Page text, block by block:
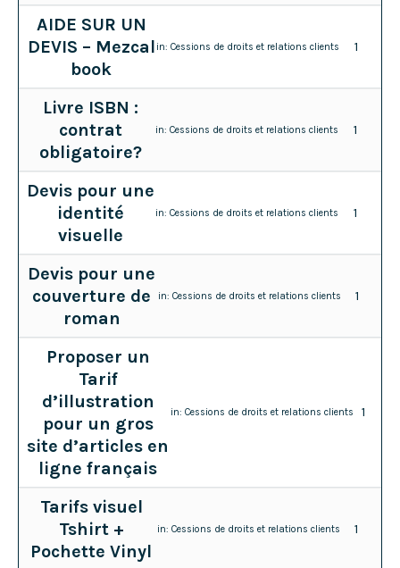
AIDE SUR UN
DEVIS – Mezcal
book
in:Cessions de droits et relations clients 1
Livre ISBN :
contrat
obligatoire?
in: Cessions de droits et relations clients 1
Devis pour une
identité
visuelle
in: Cessions de droits et relations clients 1
Devis pour une
couverture de
roman
in: Cessions de droits et relations clients 1
Proposer un
Tarif
d’illustration
pour un gros
site d’articles en
ligne français
in: Cessions de droits et relations clients 1
Tarifs visuel
Tshirt +
Pochette Vinyl
in: Cessions de droits et relations clients 1